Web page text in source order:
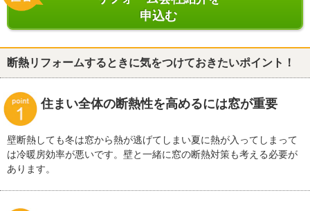
申込む
断熱リフォームするときに気をつけておきたいポイント！
住まい全体の断熱性を高めるには窓が重要
壁断熱しても冬は窓から熱が逃げてしまい夏に熱が入ってしまって
は冷暖房効率が悪いです。壁と一緒に窓の断熱対策も考える必要が
あります。